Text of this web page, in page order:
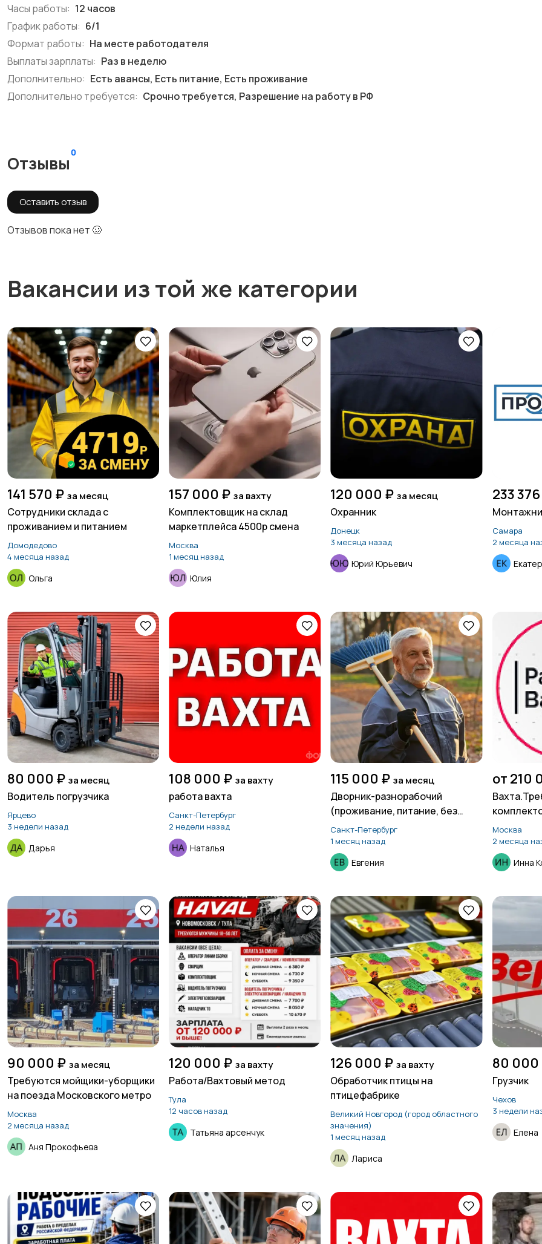
Часы работы: 12 часов
График работы: 6/1
Формат работы: На месте работодателя
Выплаты зарплаты: Раз в неделю
Дополнительно: Есть авансы, Есть питание, Есть проживание
Дополнительно требуется: Срочно требуется, Разрешение на работу в РФ
Отзывы
0
Оставить отзыв
Отзывов пока нет 🥴
Вакансии из той же категории
141 570 ₽ за месяц
Сотрудники склада с
проживанием и питанием
Домодедово
4 месяца назад
Ольга
157 000 ₽ за вахту
Комплектовщик на склад
маркетплейса 4500р смена
Москва
1 месяц назад
Юлия
120 000 ₽ за месяц
Охранник
Донецк
3 месяца назад
Юрий Юрьевич
233
Самара
2 месяца
80 000 ₽ за месяц
Водитель погрузчика
Ярцево
3 недели назад
Дарья
108 000 ₽ за вахту
работа вахта
Санкт-Петербург
2 недели назад
Наталья
115 000 ₽ за месяц
Дворник-разнорабочий
(проживание, питание, без
опыта)
Санкт-Петербург
1 месяц назад
Евгения
от 210
Москва
2 месяца
Инна
90 000 ₽ за месяц
Требуются мойщики-уборщики
на поезда Московского метро
Москва
2 месяца назад
Аня Прокофьева
120 000 ₽ за вахту
Работа/Вахтовый метод
Тула
12 часов назад
Татьяна арсенчук
126 000 ₽ за вахту
Обработчик птицы на
птицефабрике
Великий Новгород (город областного
значения)
1 месяц назад
Лариса
80 000
Грузчик
Чехов
3 недели
Елена